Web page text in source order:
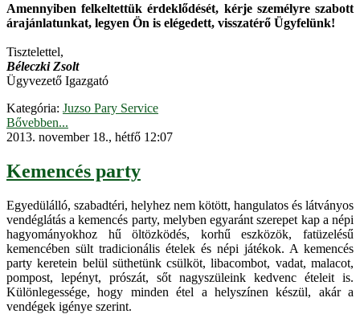
Amennyiben felkeltettük érdeklődését, kérje személyre szabott
árajánlatunkat, legyen Ön is elégedett, visszatérő Ügyfelünk!
Tisztelettel,
Béleczki Zsolt
Ügyvezető Igazgató
Kategória: Juzso Pary Service
Bővebben...
2013. november 18., hétfő 12:07
Kemencés party
Egyedülálló, szabadtéri, helyhez nem kötött, hangulatos és látványos
vendéglátás a kemencés party, melyben egyaránt szerepet kap a népi
hagyományokhoz hű öltözködés, korhű eszközök, fatüzelésű
kemencében sült tradicionális ételek és népi játékok. A kemencés
party keretein belül süthetünk csülköt, libacombot, vadat, malacot,
pompost, lepényt, prószát, sőt nagyszüleink kedvenc ételeit is.
Különlegessége, hogy minden étel a helyszínen készül, akár a
vendégek igénye szerint.